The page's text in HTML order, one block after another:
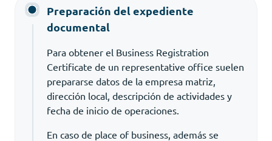
Preparación del expediente
documental
Para obtener el Business Registration
Certificate de un representative office suelen
prepararse datos de la empresa matriz,
dirección local, descripción de actividades y
fecha de inicio de operaciones.
En caso de place of business, además se